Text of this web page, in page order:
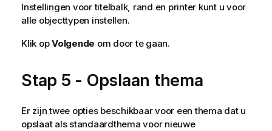
Instellingen voor titelbalk, rand en printer kunt u voor
alle objecttypen instellen.
Klik opVolgende om door te gaan.
Stap 5 - Opslaan thema
Er zijn twee opties beschikbaar voor een thema dat u
opslaat als standaardthema voor nieuwe